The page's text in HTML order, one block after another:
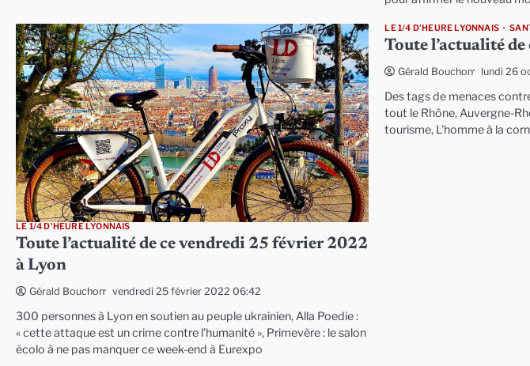
LE 1/4 D'HEURE LYONNAIS
Toute l’actualité de ce vendredi 25 février 2022
à Lyon
Gérald Bouchon vendredi 25 février 2022 06:42
300 personnes à Lyon en soutien au peuple ukrainien, Alla Poedie :
« cette attaque est un crime contre l’humanité », Primevère : le salon
écolo à ne pas manquer ce week-end à Eurexpo
LE 1/4 D'HEURE LYONNAIS
Toute l’actualité
Gérald Bouchon lundi 26
Des tags de menaces
tout le Rhône, Auvergne-
tourisme, L’homme à la